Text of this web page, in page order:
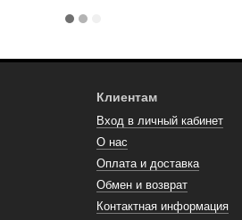
Клиентам
Вход в личный кабинет
О нас
Оплата и доставка
Обмен и возврат
Контактная информация